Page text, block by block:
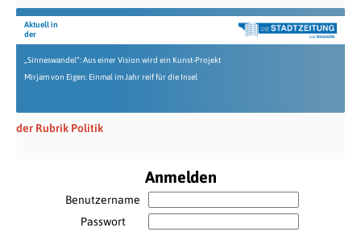
Aktuell in
der
„Sinneswandel“: Aus einer Vision wird ein Kunst-Projekt
Mirjam von Eigen: Einmal im Jahr reif für die Insel
der Rubrik Politik
Anmelden
Benutzername
Passwort